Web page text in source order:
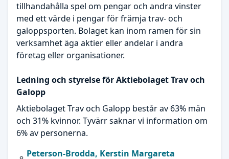
tillhandahålla spel om pengar och andra vinster
med ett värde i pengar för främja trav- och
galoppsporten. Bolaget kan inom ramen för sin
verksamhet äga aktier eller andelar i andra
företag eller organisationer.
Ledning och styrelse för Aktiebolaget Trav och
Galopp
Aktiebolaget Trav och Galopp består av 63% män
och 31% kvinnor. Tyvärr saknar vi information om
6% av personerna.
Peterson-Brodda, Kerstin Margareta